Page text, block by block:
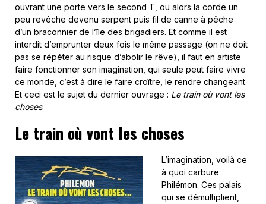
ouvrant une porte vers le second T, ou alors la corde un
peu revêche devenu serpent puis fil de canne à pêche
d’un braconnier de l’île des brigadiers. Et comme il est
interdit d’emprunter deux fois le même passage (on ne doit
pas se répéter au risque d’abolir le rêve), il faut en artiste
faire fonctionner son imagination, qui seule peut faire vivre
ce monde, c’est à dire le faire croître, le rendre changeant.
Et ceci est le sujet du dernier ouvrage : Le train où vont les
choses.
Le train où vont les choses
L’imagination, voilà ce
à quoi carbure
Philémon. Ces palais
qui se démultiplient,